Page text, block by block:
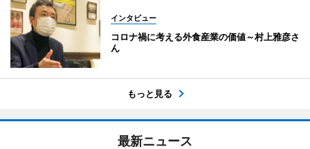
インタビュー
コロナ禍に考える外食産業の価値～村上雅彦さ
ん
もっと見る
最新ニュース